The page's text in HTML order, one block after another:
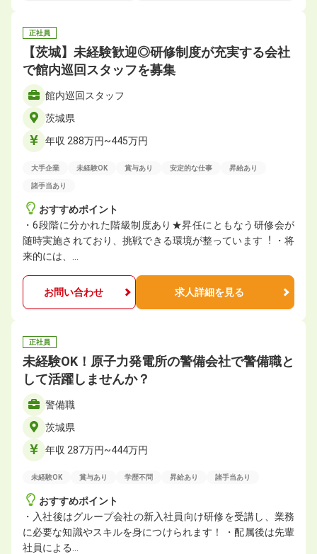
正社員
【茨城】未経験歓迎◎研修制度が充実する会社
で館内巡回スタッフを募集
館内巡回スタッフ
茨城県
年収 288万円~445万円
大手企業 未経験OK 賞与あり 安定的な仕事 昇給あり
諸手当あり
おすすめポイント
・6段階に分かれた階級制度あり★昇任にともなう研修会が
随時実施されており、挑戦できる環境が整っています︕ ・将
来的には、…
お問い合わせ 求人詳細を見る
正社員
未経験OK！原子力発電所の警備会社で警備職と
して活躍しませんか？
警備職
茨城県
年収 287万円~444万円
未経験OK 賞与あり 学歴不問 昇給あり 諸手当あり
おすすめポイント
・入社後はグループ会社の新入社員向け研修を受講し、業務
に必要な知識やスキルを身につけられます！ ・配属後は先輩
社員による…